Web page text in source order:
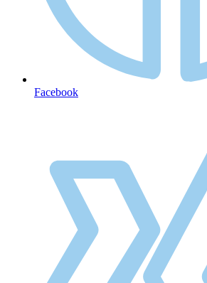
Facebook